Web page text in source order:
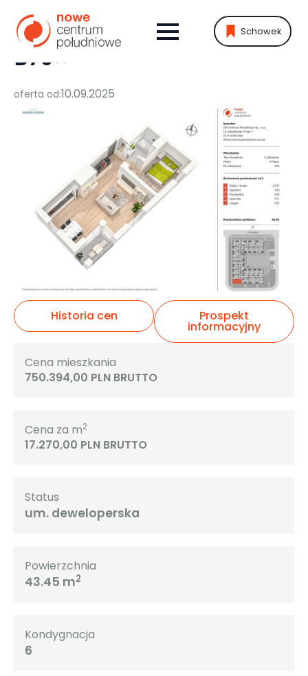
Schowek
MIESZKANIE:
B70
oferta od:10.09.2025
Cena mieszkania
750.394,00 PLN BRUTTO
Cena za m2
17.270,00 PLN BRUTTO
Status
um. deweloperska
Powierzchnia
43.45 m2
Kondygnacja
6
Historia cen Prospekt
informacyjny